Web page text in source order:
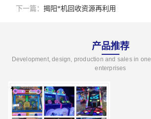
下一篇： 揭阳*机回收资源再利用
产品推荐
Development, design, production and sales in
enterprises